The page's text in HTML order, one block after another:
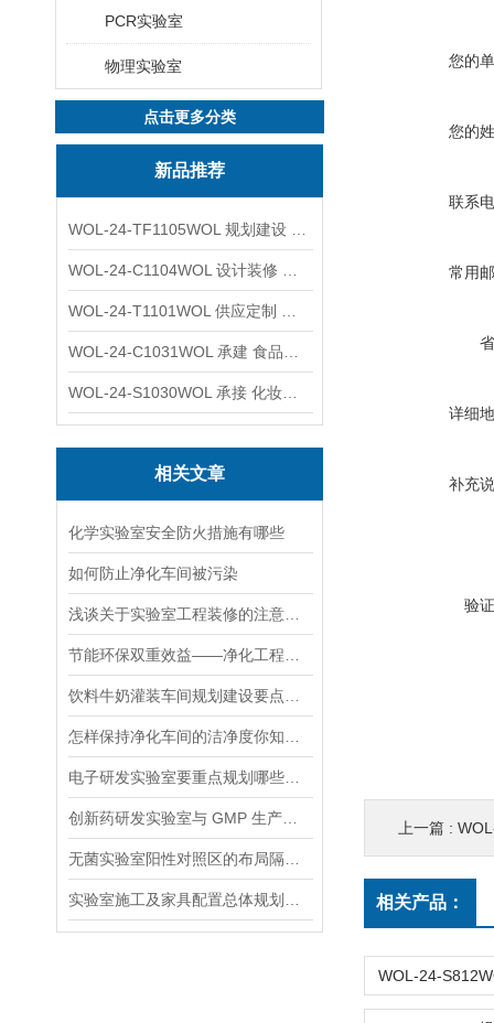
PCR实验室
物理实验室
点击更多分类
新品推荐
相关文章
化学实验室安全防火措施有哪些
如何防止净化车间被污染
您的
您的
联系
常用
详细
补充
验
上一篇 : WOL-
相关产品：